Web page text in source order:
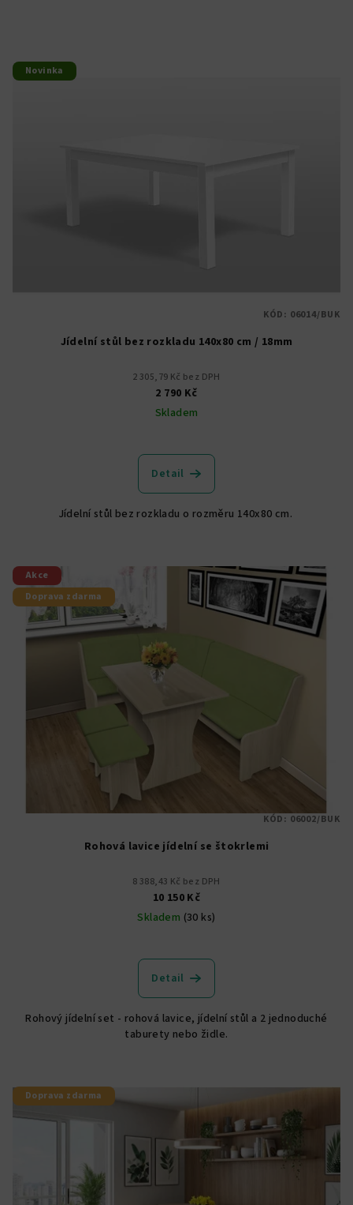
Novinka
Jídelní stůl bez rozkladu 140x80 cm / 18mm
2 305,79 Kč bez DPH
2 790 Kč
Skladem
hodnocení
produktu
z
Detail
Jídelní stůl bez rozkladu o rozměru 140x80 cm.
KÓD: 06014/BUK
Akce
Doprava zdarma
Rohová lavice jídelní se štokrlemi
8 388,43 Kč bez DPH
10 150 Kč
Skladem (30 ks)
hodnocení
produktu
z
5
Detail
Rohový jídelní set - rohová lavice, jídelní stůl a 2 jednoduché
taburety nebo židle.
KÓD: 06002/BUK
Doprava zdarma